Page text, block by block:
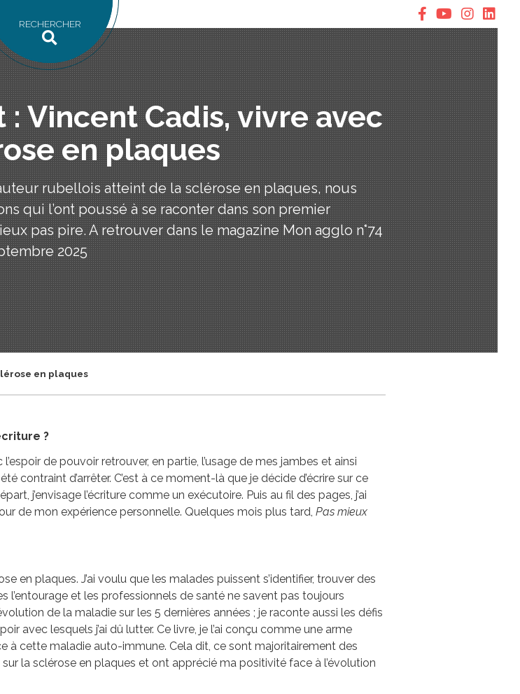
RECHERCHER
: Vincent Cadis, vivre avec
en plaques
rubellois atteint de la sclérose en plaques, nous
qui l’ont poussé à se raconter dans son premier
pas pire. A retrouver dans le magazine Mon agglo n°74
2025
en plaques
?
de pouvoir retrouver, en partie, l’usage de mes jambes et ainsi
contraint d’arrêter. C’est à ce moment-là que je décide d’écrire sur ce
j’envisage l’écriture comme un exécutoire. Puis au fil des pages, j’ai
de mon expérience personnelle. Quelques mois plus tard, Pas mieux
en plaques. J’ai voulu que les malades puissent s’identifier, trouver des
et les professionnels de santé ne savent pas toujours
de la maladie sur les 5 dernières années ; je raconte aussi les défis
avec lesquels j’ai dû lutter. Ce livre, je l’ai conçu comme une arme
cette maladie auto-immune. Cela dit, ce sont majoritairement des
la sclérose en plaques et ont apprécié ma positivité face à l’évolution